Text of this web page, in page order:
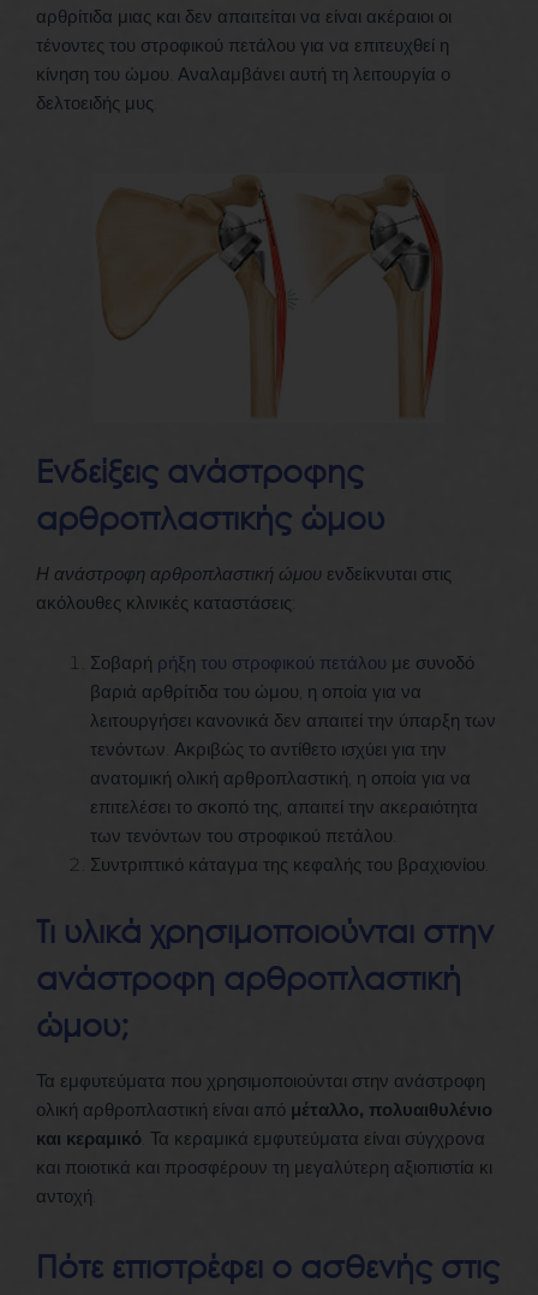
αρθρίτιδα μιας και δεν απαιτείται να είναι ακέραιοι οι
τένοντες του στροφικού πετάλου για να επιτευχθεί η
κίνηση του ώμου. Αναλαμβάνει αυτή τη λειτουργία ο
δελτοειδής μυς.
Ενδείξεις ανάστροφης
αρθροπλαστικής ώμου
Η ανάστροφη αρθροπλαστική ώμου ενδείκνυται στις
ακόλουθες κλινικές καταστάσεις:
Σοβαρή ρήξη του στροφικού πετάλου με συνοδό
βαριά αρθρίτιδα του ώμου, η οποία για να
λειτουργήσει κανονικά δεν απαιτεί την ύπαρξη των
τενόντων. Ακριβώς το αντίθετο ισχύει για την
ανατομική ολική αρθροπλαστική, η οποία για να
επιτελέσει το σκοπό της, απαιτεί την ακεραιότητα
των τενόντων του στροφικού πετάλου.
Συντριπτικό κάταγμα της κεφαλής του βραχιονίου.
Τι υλικά χρησιμοποιούνται στην
ανάστροφη αρθροπλαστική
ώμου;
Τα εμφυτεύματα που χρησιμοποιούνται στην ανάστροφη
ολική αρθροπλαστική είναι από μέταλλο, πολυαιθυλένιο
και κεραμικό . Τα κεραμικά εμφυτεύματα είναι σύγχρονα
και ποιοτικά και προσφέρουν τη μεγαλύτερη αξιοπιστία κι
αντοχή.
Πότε επιστρέφει ο ασθενής στις